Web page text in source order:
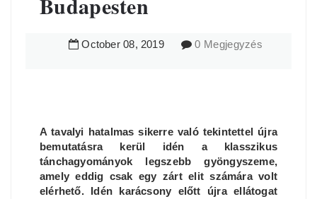
October 08, 2019 0 Megjegyzés
A tavalyi hatalmas sikerre való tekintettel újra
bemutatásra kerül idén a klasszikus
tánchagyományok legszebb gyöngyszeme,
amely eddig csak egy zárt elit számára volt
elérhető. Idén karácsony előtt újra ellátogat